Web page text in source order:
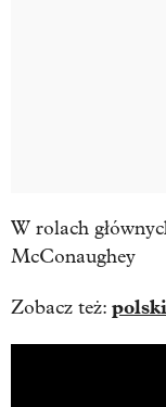
W rolach
McConaughey
Zobacz też: